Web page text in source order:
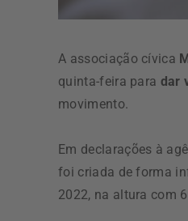
A associação cívica
quinta-feira para dar
movimento.
Em declarações à
foi criada de forma
2022, na altura com